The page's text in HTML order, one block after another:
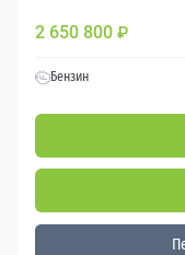
2 650 800 ₽
Бензин